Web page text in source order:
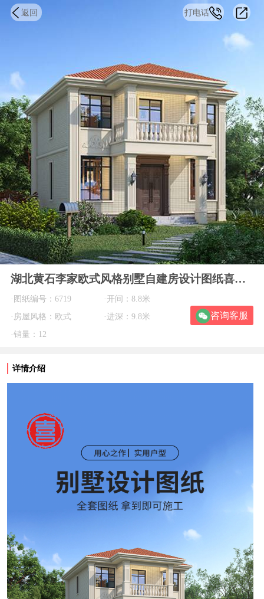
返回 打电话
湖北黄石李家欧式风格别墅自建房设计图纸喜天下建筑设计
·图纸编号：6719
·开间：8.8米
·房屋风格：欧式
·进深：9.8米
·销量：12
咨询客服
详情介绍